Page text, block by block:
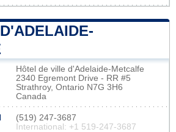
Hôtel de ville d'Adelaide-Metcalfe
2340 Egremont Drive - RR #5
Strathroy, Ontario N7G 3H6
Canada
(519) 247-3687
International: +1 519-247-3687